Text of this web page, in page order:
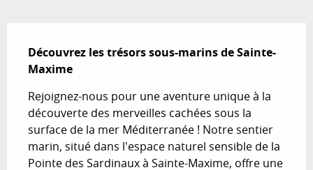
Découvrez les trésors sous-marins de Sainte-
Maxime
Rejoignez-nous pour une aventure unique à la
découverte des merveilles cachées sous la
surface de la mer Méditerranée ! Notre sentier
marin, situé dans l'espace naturel sensible de la
Pointe des Sardinaux à Sainte-Maxime, offre une